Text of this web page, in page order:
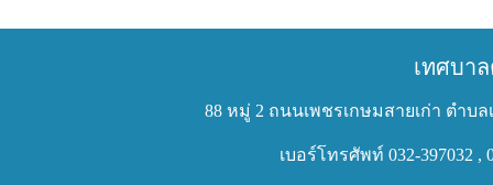
เทศบา
88 หมู่ 2 ถนนเพชรเกษมสายเก่า ตำบ
เบอร์โทรศัพท์ 032-397032 ,